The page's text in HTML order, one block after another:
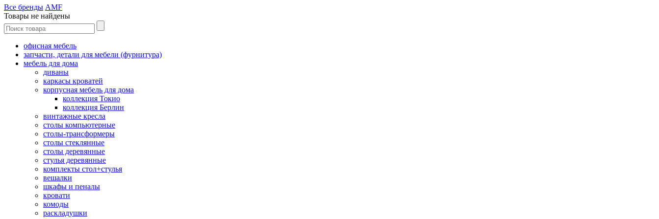
Все бренды AMF
Товары не найдены
офисная мебель
запчасти, детали для мебели (фурнитура)
мебель для дома
диваны
каркасы кроватей
корпусная мебель для дома
коллекция Токио
коллекция Берлин
винтажные кресла
столы компьютерные
столы-трансформеры
столы стеклянные
столы деревянные
стулья деревянные
комплекты стол+стулья
вешалки
шкафы и пеналы
кровати
комоды
раскладушки